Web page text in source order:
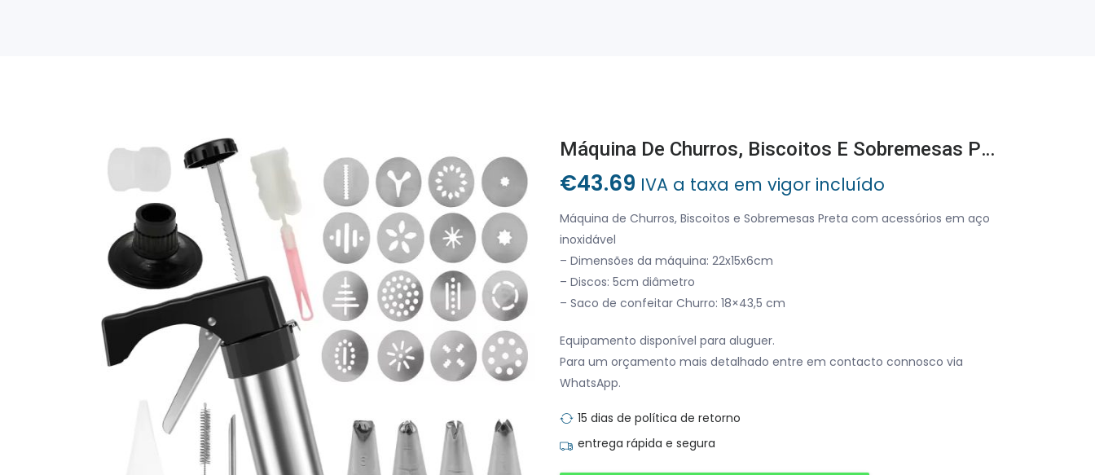
Máquina De Churros, Biscoitos E Sobremesas Preta Com Acessórios Em Aço Inoxidável
€43.69 IVA a taxa em vigor incluído
Máquina de Churros, Biscoitos e Sobremesas Preta com acessórios em aço
inoxidável
– Dimensões da máquina: 22x15x6cm
– Discos: 5cm diâmetro
– Saco de confeitar Churro: 18×43,5 cm
Equipamento disponível para aluguer.
Para um orçamento mais detalhado entre em contacto connosco via
WhatsApp.
15 dias de política de retorno
entrega rápida e segura